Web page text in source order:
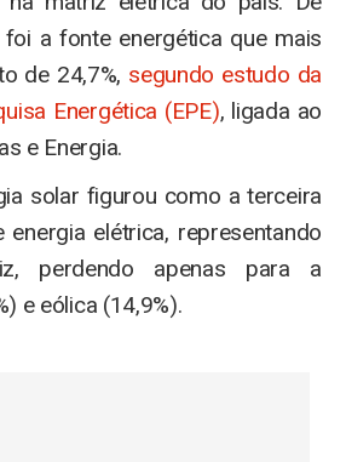
a fonte energética que mais
de 24,7%, segundo estudo da
Energética (EPE), ligada ao
e Energia.
solar figurou como a terceira
elétrica, representando
perdendo apenas para a
e eólica (14,9%).